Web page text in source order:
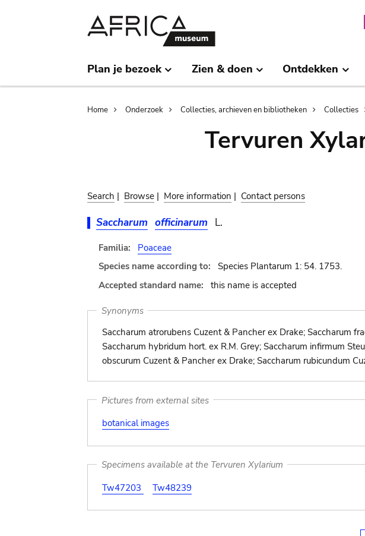
Plan je bezoek Zien & doen Ontdekken
Breadcrumb
Home Onderzoek Collecties, archieven en bibliotheken Collecties
Tervuren
Search | Browse | More information | Contact persons
Saccharum officinarum L.
Familia:
Poaceae
Species name according to:
Species Plantarum 1: 54. 1753.
Accepted standard name:
this name is accepted
Synonyms
Saccharum atrorubens Cuzent & Pancher ex Drake; Saccharum
Saccharum hybridum hort. ex R.M. Grey; Saccharum infirmum
obscurum Cuzent & Pancher ex Drake; Saccharum rubicundum
Pictures from external sites
botanical images
Specimens available at the Tervuren Xylarium
Tw47203
Tw48239